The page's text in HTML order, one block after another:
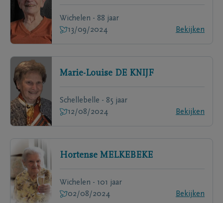
Wichelen - 88 jaar
13/09/2024
Bekijken
Marie-Louise DE KNIJF
Schellebelle - 85 jaar
12/08/2024
Bekijken
Hortense MELKEBEKE
Wichelen - 101 jaar
02/08/2024
Bekijken